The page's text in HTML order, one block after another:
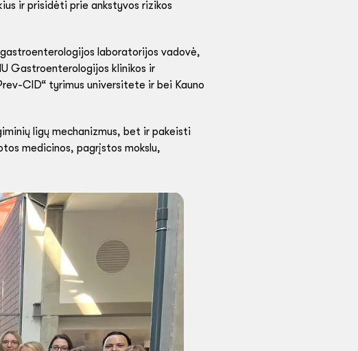
ir prisidėti prie ankstyvos rizikos
laboratorijos vadovė,
Gastroenterologijos klinikos ir
CID“ tyrimus universitete ir bei Kauno
ligų mechanizmus, bet ir pakeisti
medicinos, pagrįstos mokslu,